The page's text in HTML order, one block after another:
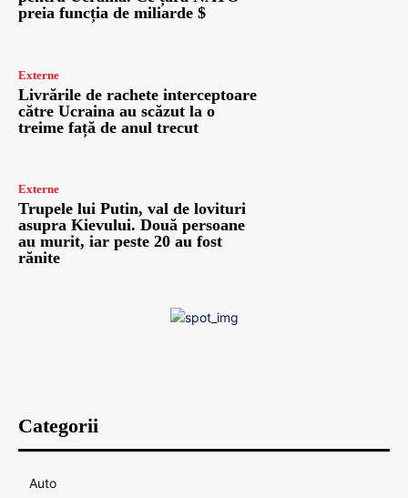
preia funcția de miliarde $
Externe
Livrările de rachete interceptoare
către Ucraina au scăzut la o
treime față de anul trecut
Externe
Trupele lui Putin, val de lovituri
asupra Kievului. Două persoane
au murit, iar peste 20 au fost
rănite
Categorii
Auto